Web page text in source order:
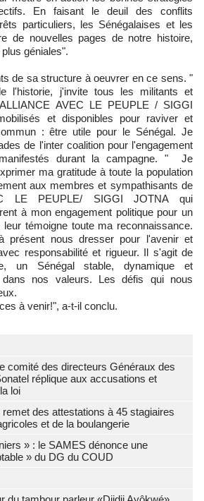
En faisant le deuil des conflits
particuliers, les Sénégalaises et les
de nouvelles pages de notre histoire,
géniales".
de sa structure à oeuvrer en ce sens. "
l'historie, j'invite tous les militants et
AVEC LE PEUPLE / SIGGI
et disponibles pour raviver et
: être utile pour le Sénégal. Je
de l'inter coalition pour l'engagement
durant la campagne. " Je
ma gratitude à toute la population
aux membres et sympathisants de
LE PEUPLE/ SIGGI JOTNA qui
à mon engagement politique pour un
témoigne toute ma reconnaissance.
présent nous dresser pour l'avenir et
responsabilité et rigueur. Il s'agit de
un Sénégal stable, dynamique et
dans nos valeurs. Les défis qui nous
à venir!", a-t-il conclu.
comité des directeurs Généraux des
réplique aux accusations et
loi
remet des attestations à 45 stagiaires
et de la boulangerie
» : le SAMES dénonce une
» du DG du COUD